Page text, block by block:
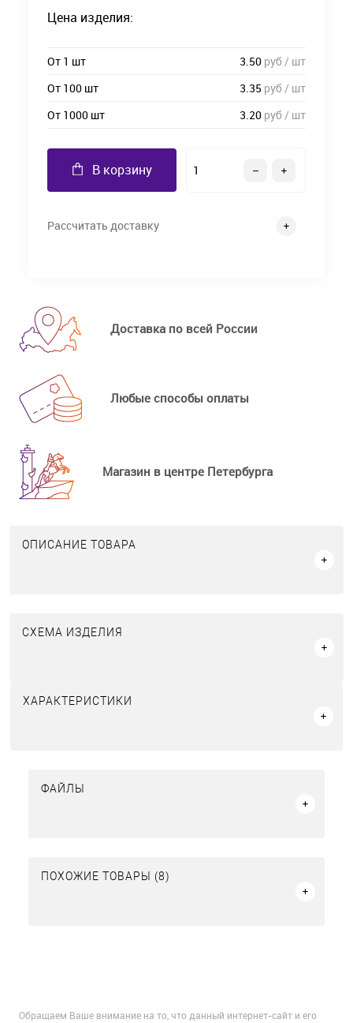
Цена изделия:
От 1 шт 3.50 руб / шт
От 100 шт
3.35 руб / шт
От 1000 шт
3.20 руб / шт
В корзину
Рассчитать доставку
Доставка по всей России
Любые способы оплаты
Магазин в центре Петербурга
ОПИСАНИЕ ТОВАРА
СХЕМА ИЗДЕЛИЯ
ХАРАКТЕРИСТИКИ
ФАЙЛЫ
ПОХОЖИЕ ТОВАРЫ (8)
Обращаем Ваше внимание на то, что данный интернет-сайт и его